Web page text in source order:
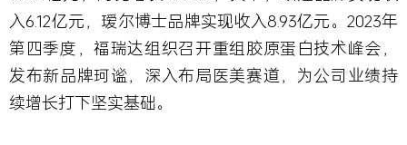
入6.12亿元，瑷尔博士品牌实现收入8.93亿元。2023年
第四季度，福瑞达组织召开重组胶原蛋白技术峰会，
发布新品牌珂谧，深入布局医美赛道，为公司业绩持
续增长打下坚实基础。